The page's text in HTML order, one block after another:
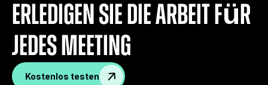
Erledigen Sie die Arbeit für
jedes Meeting
Kostenlos testen